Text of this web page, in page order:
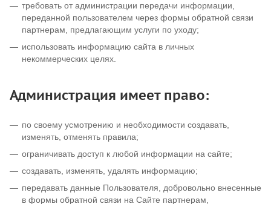
требовать от администрации передачи информации,
переданной пользователем через формы обратной связи
партнерам, предлагающим услуги по уходу;
использовать информацию сайта в личных
некоммерческих целях.
Администрация имеет право:
по своему усмотрению и необходимости создавать,
изменять, отменять правила;
ограничивать доступ к любой информации на сайте;
создавать, изменять, удалять информацию;
передавать данные Пользователя, добровольно внесенные
в формы обратной связи на Сайте партнерам,